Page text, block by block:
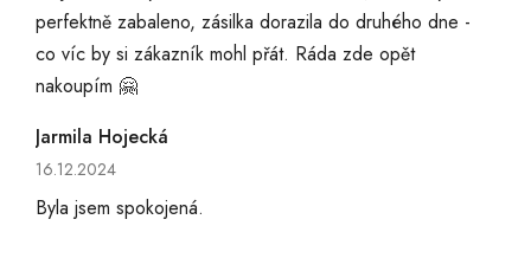
perfektně zabaleno, zásilka dorazila do druhého dne -
co víc by si zákazník mohl přát. Ráda zde opět
nakoupím 🤗
Jarmila Hojecká
Hodnocení obchodu je 5 z 5 hvězdiček.
16.12.2024
Byla jsem spokojená.